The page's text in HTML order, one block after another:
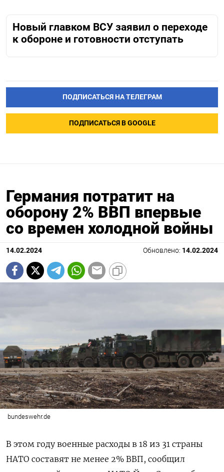
Новый главком ВСУ заявил о переходе
к обороне и готовности отступать
ПОДПИСАТЬСЯ НА ТЕЛЕГРАМ
ПОДПИСАТЬСЯ В GOOGLE
Германия потратит на
оборону 2% ВВП впервые
со времен холодной войны
14.02.2024 Обновлено: 14.02.2024
bundeswehr.de
В этом году военные расходы в 18 из 31 страны
НАТО составят не менее 2% ВВП, сообщил